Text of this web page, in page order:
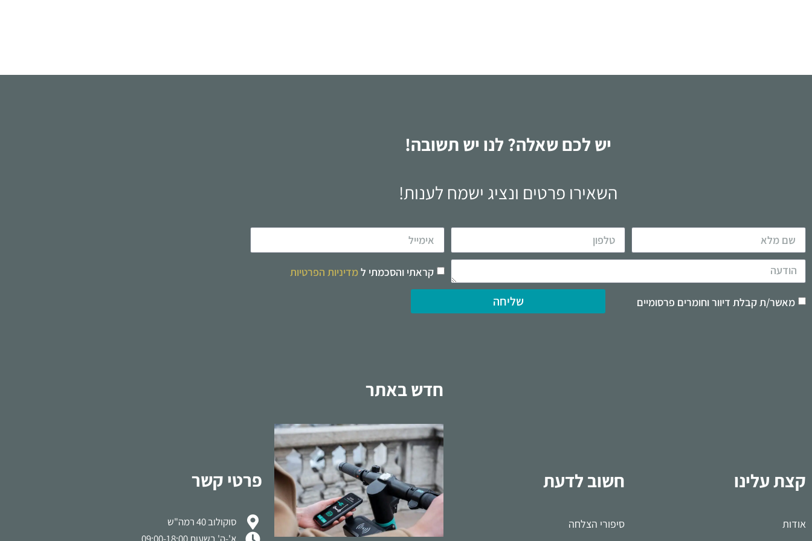
יש לכם שאלה? לנו יש תשובה!
השאירו פרטים ונציג ישמח לענות!
קראתי והסכמתי למדיניות הפרטיות
מאשר/ת קבלת דיוור וחומרים פרסומיים שליחה
קצת עלינו
אודות
חשוב לדעת
סיפורי הצלחה
חדש באתר
פרטי קשר
סוקולוב 40 רמה"ש